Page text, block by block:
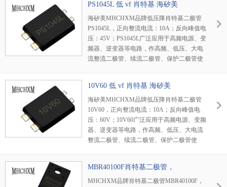
PS1045L 低 vf 肖特基 海矽美
海矽美MHCHXM品牌低压降肖特基二极管
PS1045L，正向整流电流：10A；反向峰值电
压：45V；PS1045L广泛应用于高频电源、变
频器、逆变器等电路，作高频、低压、大电
流整流二极管、续流二极管、保护二极管使
10V60 低 vf 肖特基 海矽美
海矽美MHCHXM品牌低压降肖特基二极管
10V60，正向整流电流：10A；反向峰值电
压：60V；10V60广泛应用于高频电源、变频
器、逆变器等电路，作高频、低压、大电流
整流二极管、续流二极管、保护二极管使
MBR40100F肖特基二极管，
MHCHXM品牌
MHCHXM品牌肖特基二极管MBR40100F，